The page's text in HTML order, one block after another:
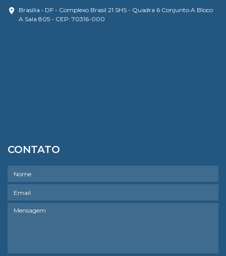
Brasília • DF - Complexo Brasil 21 SHS - Quadra 6 Conjunto A Bloco
A Sala 805 - CEP: 70316-000
CONTATO